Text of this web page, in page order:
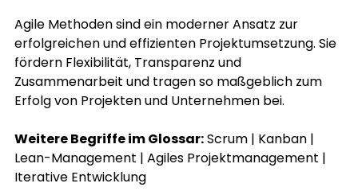
Agile Methoden sind ein moderner Ansatz zur
erfolgreichen und effizienten Projektumsetzung. Sie
fördern Flexibilität, Transparenz und
Zusammenarbeit und tragen so maßgeblich zum
Erfolg von Projekten und Unternehmen bei.
Weitere Begriffe im Glossar:Scrum | Kanban |
Lean-Management | Agiles Projektmanagement |
Iterative Entwicklung